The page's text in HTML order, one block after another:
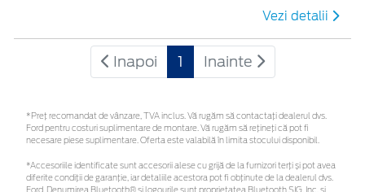
Vezi detalii
Inapoi 1 Inainte
*Preţ recomandat de vânzare, TVA inclus. Vă rugăm să contactaţi dealerul dvs.
Ford pentru costuri suplimentare de montare. Vă rugăm să rețineți că pot fi
necesare piese suplimentare. Oferta este valabilă în limita stocului disponibil.
*Accesoriile identificate sunt accesorii alese cu grijă de la furnizori terți și pot avea
diferite condiții de garanție, iar detaliile acestora pot fi obținute de la dealerul dvs.
Ford. Denumirea Bluetooth® și logourile sunt proprietatea Bluetooth SIG, Inc. și